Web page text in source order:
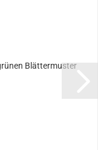
Blättermuster